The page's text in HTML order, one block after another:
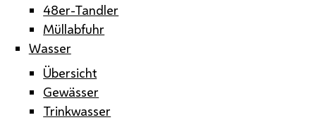
48er-Tandler
Müllabfuhr
Wasser
Übersicht
Gewässer
Trinkwasser